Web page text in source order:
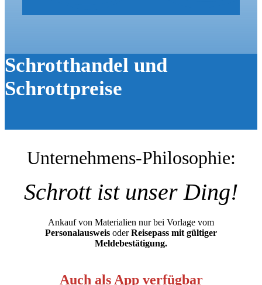
Schrotthandel und
Schrottpreise
Unternehmens-Philosophie:
Schrott ist unser Ding!
Ankauf von Materialien nur bei Vorlage vom
Personalausweis oderReisepass mit gültiger
Meldebestätigung.
Auch als App verfügbar